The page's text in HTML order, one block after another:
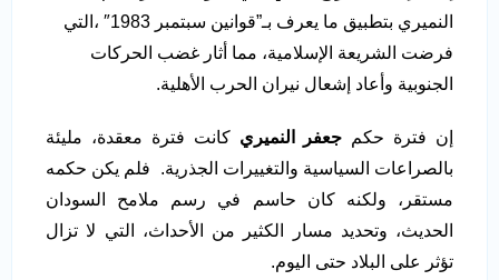
النميري بتطبيق ما يعرف بـ”قوانين سبتمبر 1983″ ،التي
فرضت الشريعة الإسلامية، مما أثار غضب الحركات
الجنوبية وأعاد إشعال نيران الحرب الأهلية.
إن فترة حكم جعفر النميري كانت فترة معقدة، مليئة
بالصراعات السياسية والتغييرات الجذرية. فلم يكن حكمه
مستقر، ولكنه كان حاسم في رسم ملامح السودان
الحديث، وتحديد مسار الكثير من الأحداث، التي لا تزال
تؤثر على البلاد حتى اليوم.